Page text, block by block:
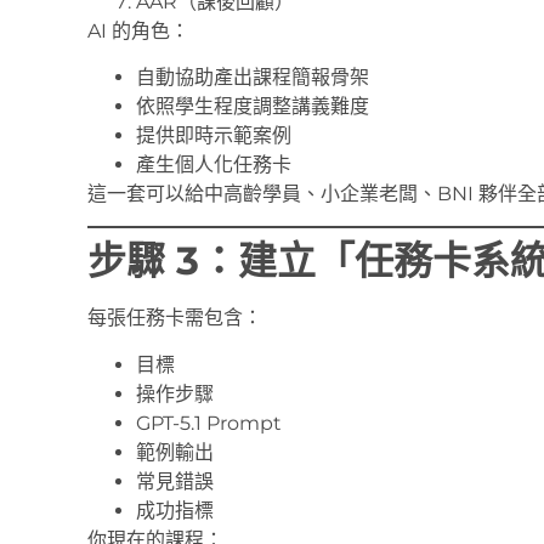
AI 的角色：
自動協助產出課程簡報骨架
依照學生程度調整講義難度
提供即時示範案例
產生個人化任務卡
這一套可以給中高齡學員、小企業老闆、BNI 夥伴全
步驟 3：建立「任務卡系統
每張任務卡需包含：
目標
操作步驟
GPT-5.1 Prompt
範例輸出
常見錯誤
成功指標